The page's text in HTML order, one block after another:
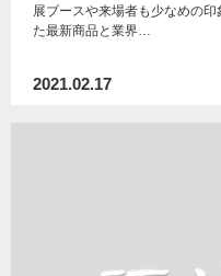
展ブースや来場者も少なめの
た最新商品と業界…
2021.02.17